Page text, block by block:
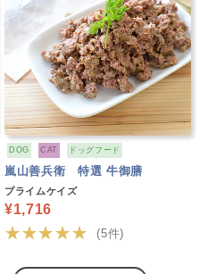
DOG CAT ドッグフード
嵐山善兵衛 特選 牛御膳
プライムケイズ
¥1,716
★★★★★ (5件)